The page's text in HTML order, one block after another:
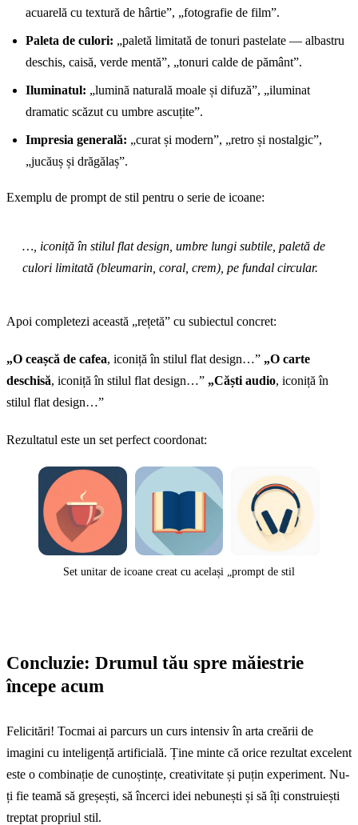
acuarelă cu textură de hârtie”, „fotografie de film”.
Paleta de culori: „paletă limitată de tonuri pastelate — albastru
deschis, caisă, verde mentă”, „tonuri calde de pământ”.
Iluminatul: „lumină naturală moale și difuză”, „iluminat
dramatic scăzut cu umbre ascuțite”.
Impresia generală: „curat și modern”, „retro și nostalgic”,
„jucăuș și drăgălaș”.
Exemplu de prompt de stil pentru o serie de icoane:
…, iconiță în stilul flat design, umbre lungi subtile, paletă de
culori limitată (bleumarin, coral, crem), pe fundal circular.
Apoi completezi această „rețetă” cu subiectul concret:
„O ceașcă de cafea, iconiță în stilul flat design…” „O carte
deschisă, iconiță în stilul flat design…” „Căști audio, iconiță în
stilul flat design…”
Rezultatul este un set perfect coordonat:
Set unitar de icoane creat cu același „prompt de stil
Concluzie: Drumul tău spre măiestrie
începe acum
Felicitări! Tocmai ai parcurs un curs intensiv în arta creării de
imagini cu inteligență artificială. Ține minte că orice rezultat excelent
este o combinație de cunoștințe, creativitate și puțin experiment. Nu-
ți fie teamă să greșești, să încerci idei nebunești și să îți construiești
treptat propriul stil.